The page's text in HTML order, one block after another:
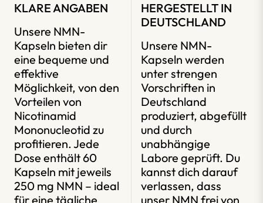
KLARE ANGABEN
Unsere NMN-
Kapseln bieten dir
eine bequeme und
effektive
Möglichkeit, von den
Vorteilen von
Nicotinamid
Mononucleotid zu
profitieren. Jede
Dose enthält 60
Kapseln mit jeweils
250 mg NMN – ideal
für eine tägliche
HERGESTELLT IN
DEUTSCHLAND
Unsere NMN-
Kapseln werden
unter strengen
Vorschriften in
Deutschland
produziert, abgefüllt
und durch
unabhängige
Labore geprüft. Du
kannst dich darauf
verlassen, dass
unser NMN frei von